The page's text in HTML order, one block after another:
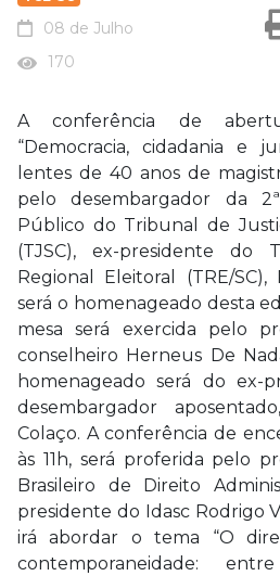
08 de Julho
170
A conferência de
“Democracia, cidadania e
lentes de 40 anos de
pelo desembargador da
Público do Tribunal de
(TJSC), ex-presidente do
Regional Eleitoral (TRE/
será o homenageado desta
mesa será exercida pelo
conselheiro Herneus De
homenageado será do ex-
desembargador
Colaço. A conferência de
às 11h, será proferida pelo
Brasileiro de Direito
presidente do Idasc Rodrigo
irá abordar o tema “O
contemporaneidade: